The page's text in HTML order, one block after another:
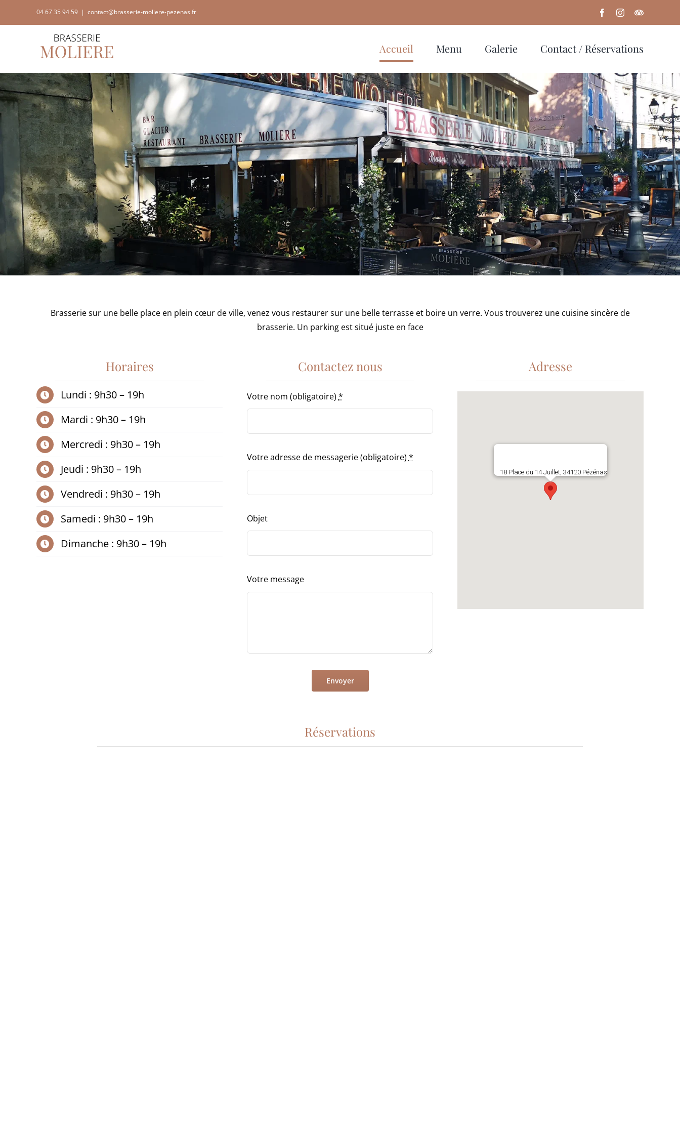
04 67 35 94 59 | contact@brasserie-moliere-pezenas.fr FacebookInstagram
Trip
Accueil Menu Galerie Contact / Réservations
Brasserie sur une belle place en plein cœur de ville, venez vous restaurer sur une belle terrasse et boire un verre. Vous trouverez une cuisine sincère de
brasserie. Un parking est situé juste en face
Horaires
Lundi : 9h30 – 19h
Mardi : 9h30 – 19h
Mercredi : 9h30 – 19h
Jeudi : 9h30 – 19h
Vendredi : 9h30 – 19h
Samedi : 9h30 – 19h
Dimanche : 9h30 – 19h
Contactez nous
Votre nom (obligatoire) *
Votre adresse de messagerie (obligatoire) *
Objet
Votre message
Envoyer
Adresse
18 Place du 14 Juillet, 34120 Pézénas
Réservations